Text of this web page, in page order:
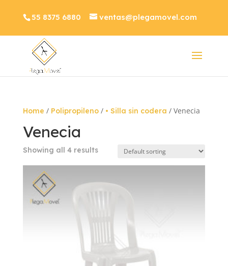
55 8375 6880 ventas@plegamovel.com
Home / Polipropileno/ • Silla sin codera / Venecia
Venecia
Showing all 4 results